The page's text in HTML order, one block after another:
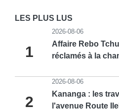
LES PLUS LUS
1
2026-08-06
Affaire Rebo
réclamés à la
2
2026-08-06
Kananga : les
l'avenue Route